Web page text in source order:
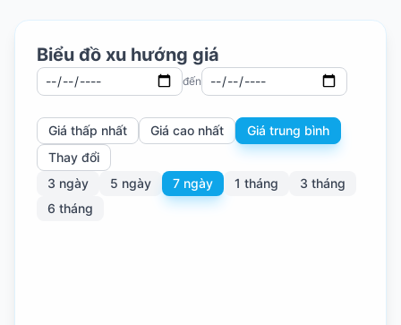
Biểu đồ xu hướng giá
đến
Giá thấp nhất Giá cao nhất
Giá trung bình
Thay đổi
3 ngày
5 ngày 7 ngày 1 tháng
3 tháng
6 tháng